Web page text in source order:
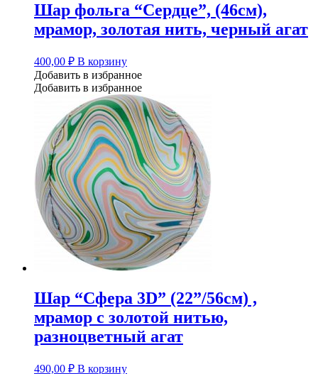
Шар фольга “Сердце”, (46см),
мрамор, золотая нить, черный агат
400,00 ₽ В корзину
Добавить в избранное
Добавить в избранное
Шар “Сфера 3D” (22”/56см) ,
мрамор с золотой нитью,
разноцветный агат
490,00 ₽ В корзину